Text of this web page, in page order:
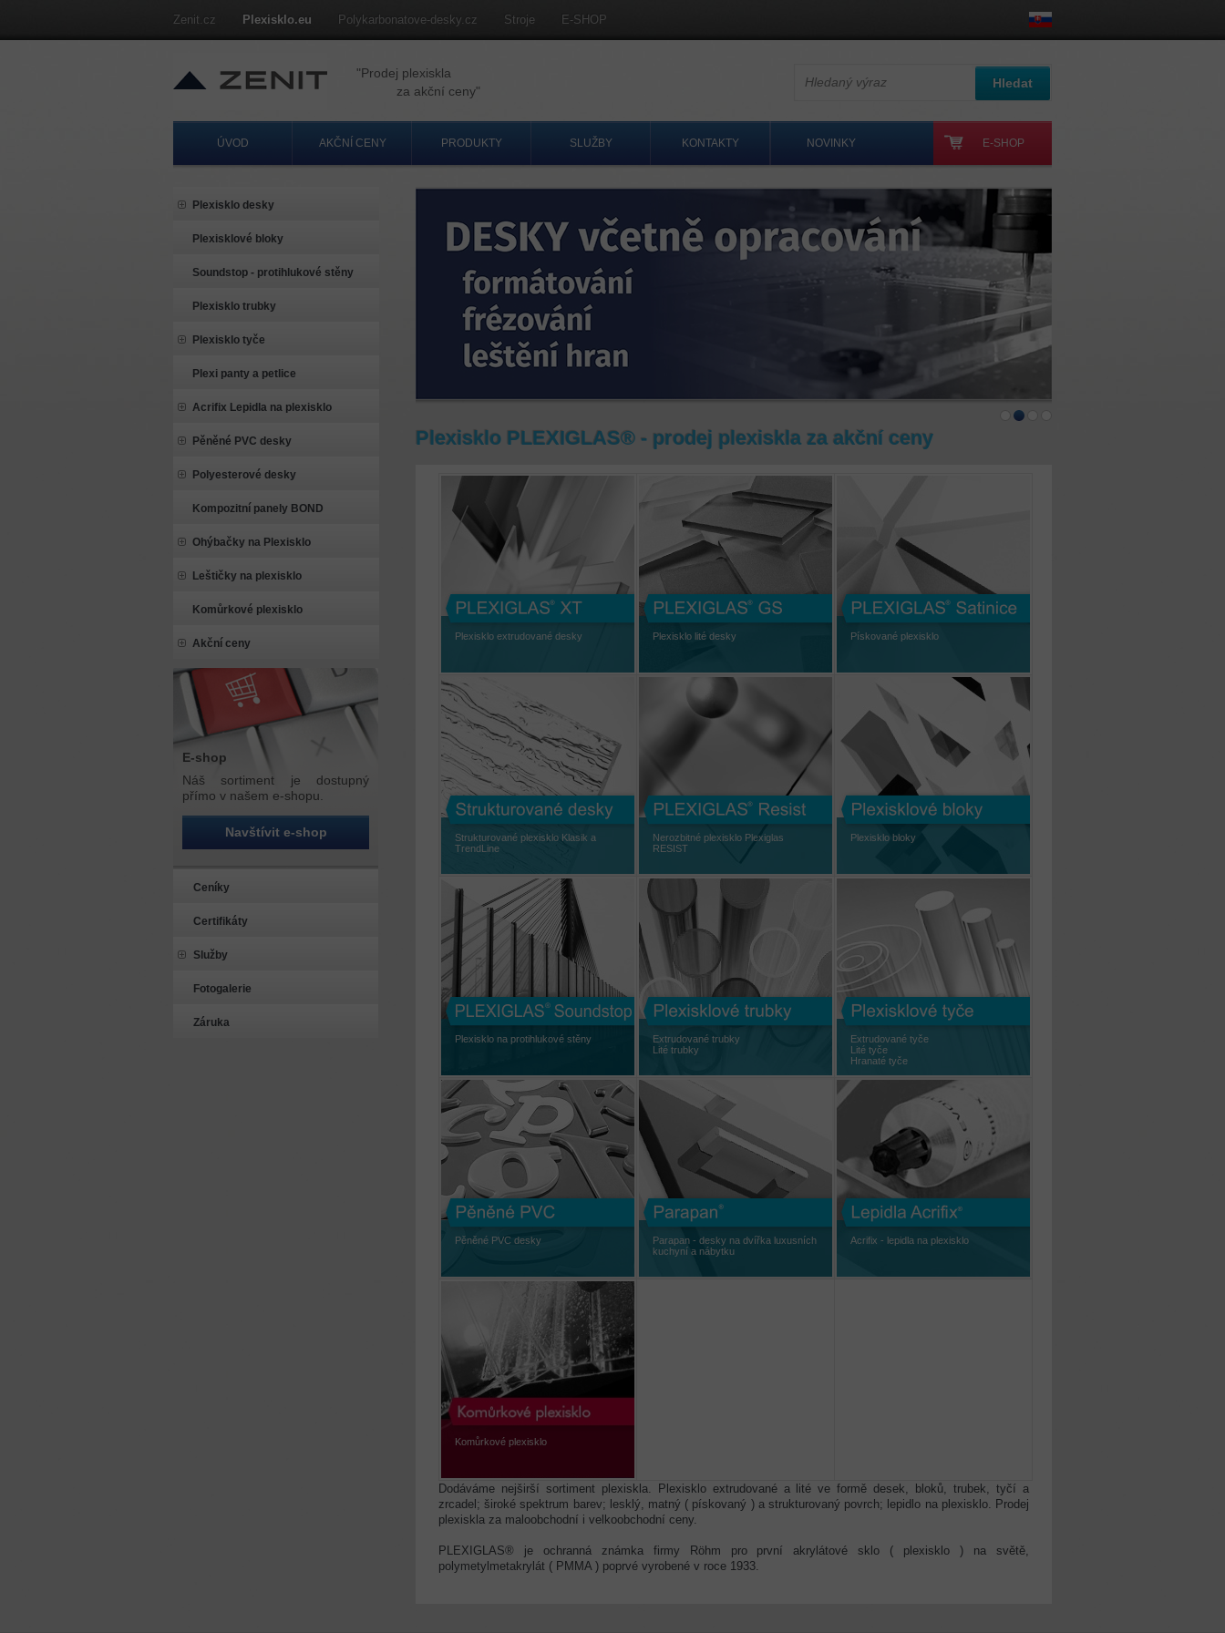
Zenit.cz Plexisklo.eu Polykarbonatove-desky.cz Stroje E-SHOP
ÚVOD AKČNÍ CENY PRODUKTY SLUŽBY KONTAKTY E-SHOP
NOVINKY
"Prodej plexiskla
za akční ceny"
Hledaný výraz Hledat
Plexisklo desky
Plexisklové bloky
Soundstop - protihlukové stěny
Plexisklo trubky
Plexisklo tyče
Plexi panty a petlice
Acrifix Lepidla na plexisklo
Pěněné PVC desky
Polyesterové desky
Kompozitní panely BOND
Ohýbačky na Plexisklo
Leštičky na plexisklo
Komůrkové plexisklo
Akční ceny
E-shop
Náš sortiment je dostupný
přímo v našem e-shopu.
Navštívit e-shop
Ceníky
Certifikáty
Služby
Fotogalerie
Záruka
Plexisklo PLEXIGLAS® - prodej plexiskla za akční ceny
Plexisklo extrudované desky Plexisklo lité desky Pískované plexisklo
Strukturované plexisklo Klasik a
TrendLine
Nerozbitné plexisklo Plexiglas
RESIST
Plexisklo bloky
Plexisklo na protihlukové stěny
Extrudované trubky
Lité trubky
Extrudované tyče
Lité tyče
Hranaté tyče
Pěněné PVC desky
Parapan - desky na dvířka luxusních
kuchyní a nábytku
Acrifix - lepidla na plexisklo
Komůrkové plexisklo
Dodáváme nejširší sortiment plexiskla. Plexisklo extrudované a lité ve formě desek, bloků, trubek, tyčí a
zrcadel; široké spektrum barev; lesklý, matný ( pískovaný ) a strukturovaný povrch; lepidlo na plexisklo. Prodej
plexiskla za maloobchodní i velkoobchodní ceny.
PLEXIGLAS® je ochranná známka firmy Röhm pro první akrylátové sklo ( plexisklo ) na světě,
polymetylmetakrylát ( PMMA ) poprvé vyrobené v roce 1933.